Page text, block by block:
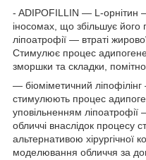
- ADIPOFILLIN — L-орнітин
іносомах, що збільшує його
ліпоатрофії — втраті
Стимулює процес
зморшки та складки,
— біоміметичний
стимулюють процес
уповільненням
обличчі внаслідок процесу
альтернативою хірургічної
моделювання обличчя за